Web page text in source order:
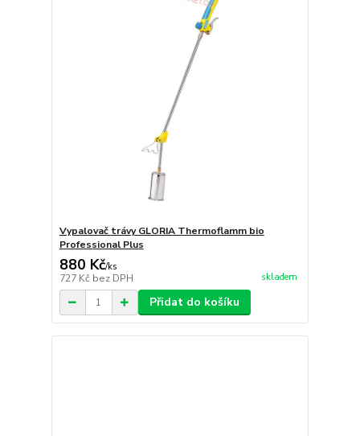
Vypalovač trávy GLORIA Thermoflamm bio
Professional Plus
880 Kč/ks
727 Kč bez DPH skladem
Přidat do košíku